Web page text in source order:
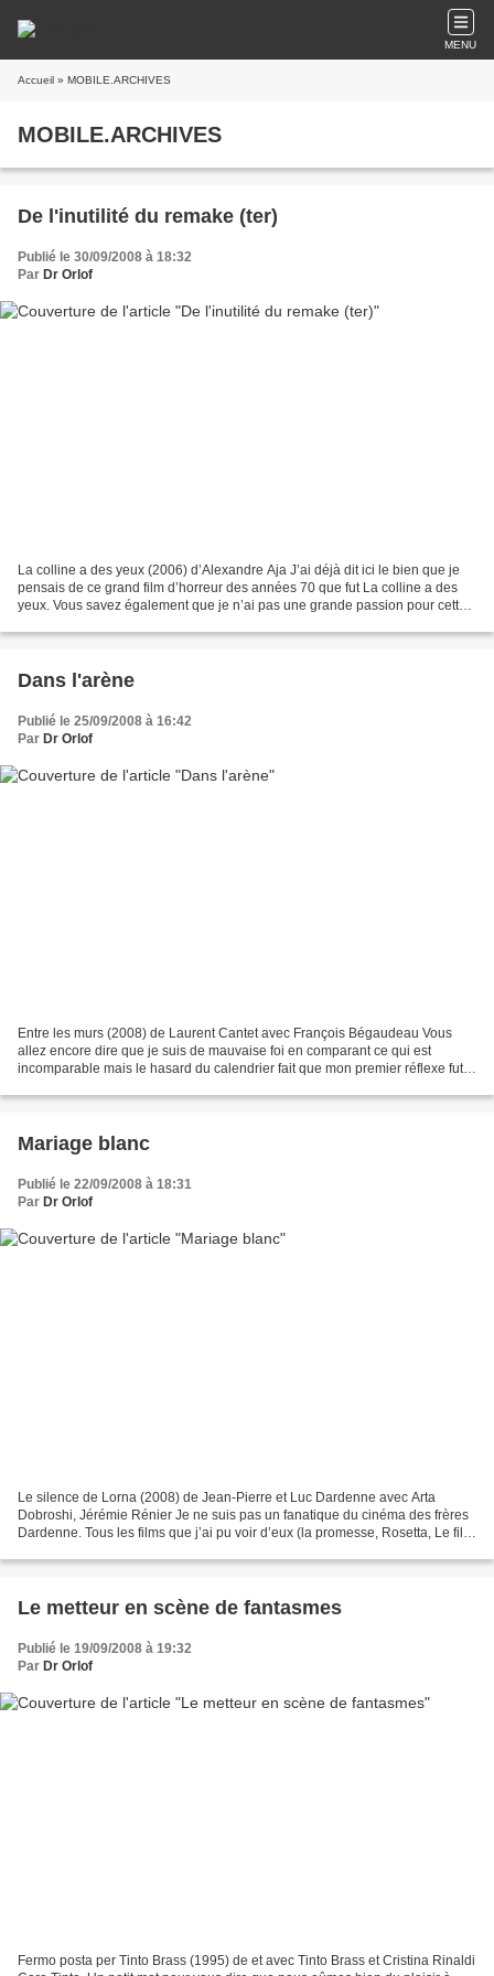
MENU
Accueil » MOBILE.ARCHIVES
MOBILE.ARCHIVES
De l'inutilité du remake (ter)
Publié le 30/09/2008 à 18:32
Par Dr Orlof
La colline a des yeux (2006) d’Alexandre Aja J’ai déjà dit ici le bien que je
pensais de ce grand film d’horreur des années 70 que fut La colline a des
yeux. Vous savez également que je n’ai pas une grande passion pour cette
Dans l'arène
Publié le 25/09/2008 à 16:42
Par Dr Orlof
Entre les murs (2008) de Laurent Cantet avec François Bégaudeau Vous
allez encore dire que je suis de mauvaise foi en comparant ce qui est
incomparable mais le hasard du calendrier fait que mon premier réflexe fut
Mariage blanc
Publié le 22/09/2008 à 18:31
Par Dr Orlof
Le silence de Lorna (2008) de Jean-Pierre et Luc Dardenne avec Arta
Dobroshi, Jérémie Rénier Je ne suis pas un fanatique du cinéma des frères
Dardenne. Tous les films que j’ai pu voir d’eux (la promesse, Rosetta, Le fils)
Le metteur en scène de fantasmes
Publié le 19/09/2008 à 19:32
Par Dr Orlof
Fermo posta per Tinto Brass (1995) de et avec Tinto Brass et Cristina Rinaldi